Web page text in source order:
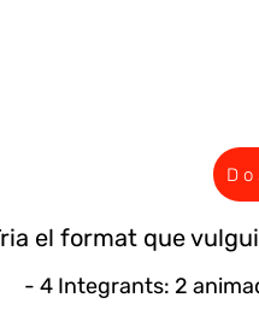
el format que
- 4 Integrants: 2